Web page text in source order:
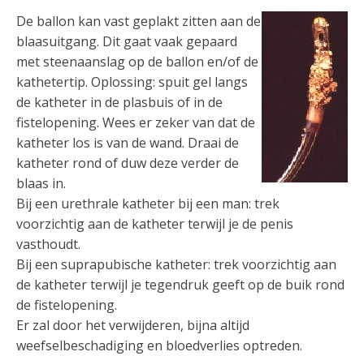
De ballon kan vast geplakt zitten aan de
blaasuitgang. Dit gaat vaak gepaard
met steenaanslag op de ballon en/of de
kathetertip. Oplossing: spuit gel langs
de katheter in de plasbuis of in de
fistelopening. Wees er zeker van dat de
katheter los is van de wand. Draai de
katheter rond of duw deze verder de
blaas in.
Bij een urethrale katheter bij een man: trek
voorzichtig aan de katheter terwijl je de penis
vasthoudt.
Bij een suprapubische katheter: trek voorzichtig aan
de katheter terwijl je tegendruk geeft op de buik rond
de fistelopening.
Er zal door het verwijderen, bijna altijd
weefselbeschadiging en bloedverlies optreden.